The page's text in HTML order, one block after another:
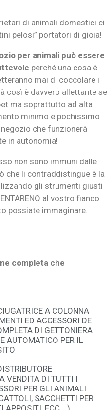
di animali domestici ci
pelosi” portatori di gioia!
per animali può essere
perché una cosa è
mai di coccolare i
così è davvero allettante se
ma soprattutto ad alta
minimo e pochissimo
che funzionerà
in autonomia!
non sono immuni dalle
che li contraddistingue è la
gli strumenti giusti
al vostro fianco
possiate immaginare.
completa che
A COLONNA
ED ACCESSORI DEI
DI GETTONIERA
AUTOMATICO PER IL
VENDITA DI TUTTI I
PER GLI ANIMALI
SACCHETTI PER
APPOSITI, ECC….)